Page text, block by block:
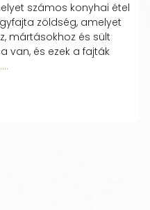
számos konyhai étel
zöldség, amelyet
mártásokhoz és sült
van, és ezek a fajták